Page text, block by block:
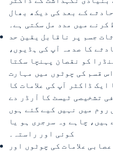
کے بعد کی دیکھ بھال
کرنے میں مدد مل سکتی ہے۔
جسم پر ناقابل یقین حد
کا صدمہ آپ کی ہڈیوں،
کو نقصان پہنچا سکتا
قسم کی چوٹوں میں مہارت
ڈاکٹر آپ کی علامات کا
تشخیصی ٹیسٹ کا آرڈر دے
میں نہیں کیے گئے ہوں
ہیں، چاہے وہ سرجری ہو یا
کوئی اور راستہ۔
علامات کی چوٹوں اور